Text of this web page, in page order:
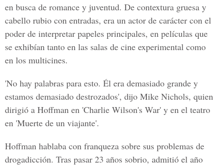
en busca de romance y juventud. De contextura gruesa y
cabello rubio con entradas, era un actor de carácter con el
poder de interpretar papeles principales, en películas que
se exhibían tanto en las salas de cine experimental como
en los multicines.
'No hay palabras para esto. Él era demasiado grande y
estamos demasiado destrozados', dijo Mike Nichols, quien
dirigió a Hoffman en 'Charlie Wilson's War' y en el teatro
en 'Muerte de un viajante'.
Hoffman hablaba con franqueza sobre sus problemas de
drogadicción. Tras pasar 23 años sobrio, admitió el año